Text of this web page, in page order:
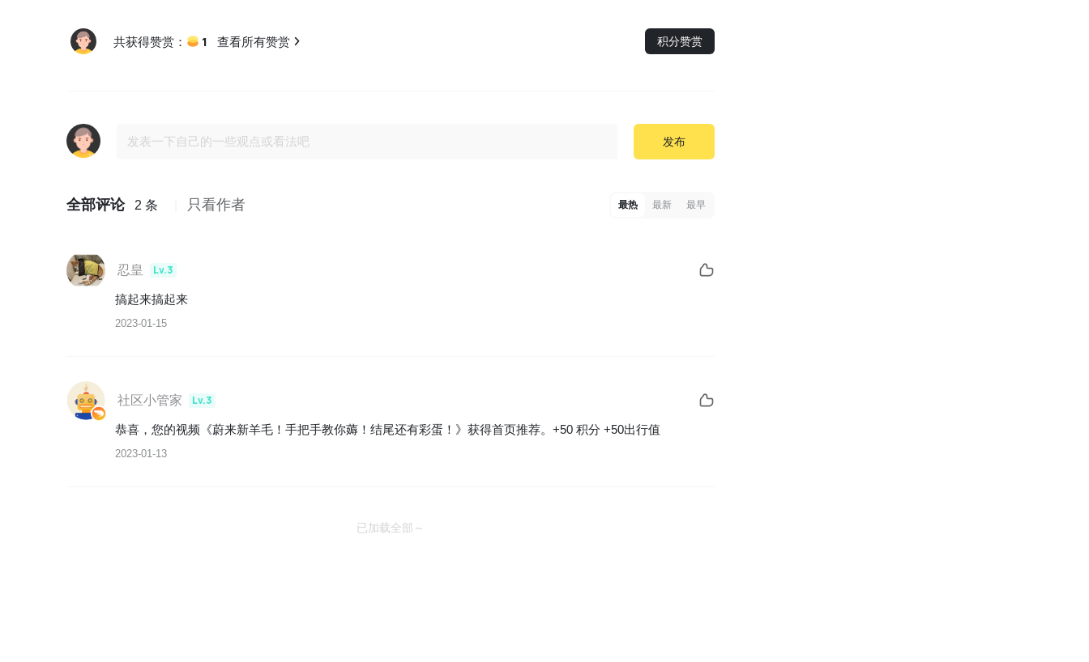
共获得赞赏： 1 查看所有赞赏 积分赞赏
发布
全部评论 2 条 只看作者 最热 最新 最早
忍皇 Lv.3
搞起来搞起来
2023-01-15
社区小管家 Lv.3
恭喜，您的视频《蔚来新羊毛！手把手教你薅！结尾还有彩蛋！》获得首页推荐。+50 积分 +50出行值
2023-01-13
已加载全部～